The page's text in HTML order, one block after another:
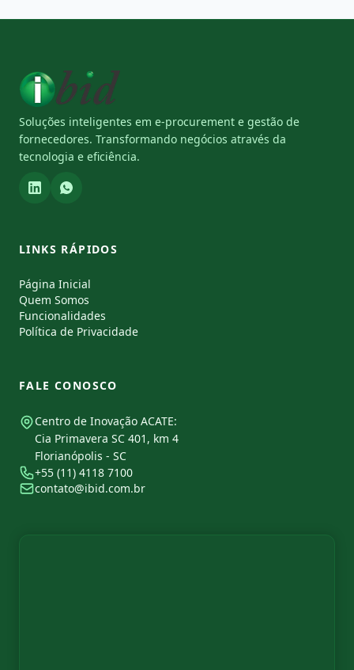
Soluções inteligentes em e-procurement e gestão de
fornecedores. Transformando negócios através da
tecnologia e eficiência.
LINKS RÁPIDOS
Página Inicial
Quem Somos
Funcionalidades
Política de Privacidade
FALE CONOSCO
Centro de Inovação ACATE:
Cia Primavera SC 401, km 4
Florianópolis - SC
+55 (11) 4118 7100
contato@ibid.com.br